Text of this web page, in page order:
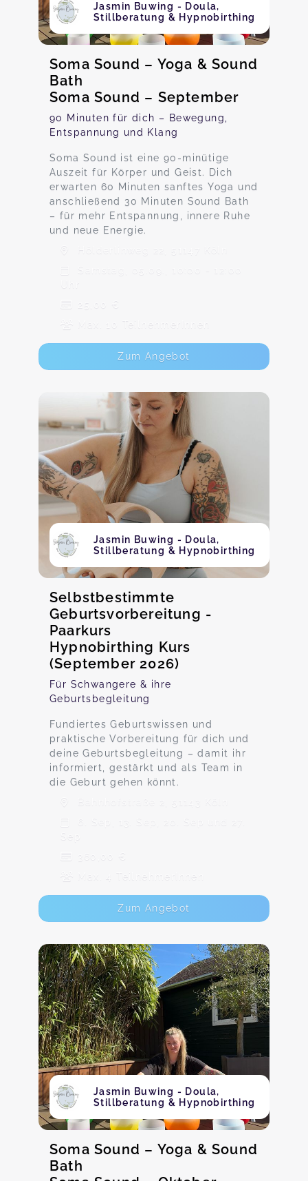
Jasmin Buwing - Doula,
Stillberatung & Hypnobirthing
Soma Sound – Yoga & Sound
Bath
Soma Sound – September
90 Minuten für dich – Bewegung,
Entspannung und Klang
Soma Sound ist eine 90-minütige
Auszeit für Körper und Geist. Dich
erwarten 60 Minuten sanftes Yoga und
anschließend 30 Minuten Sound Bath
– für mehr Entspannung, innere Ruhe
und neue Energie.
Hölderlinweg 22, 51147 Köln
Samstag, 05.09., 10:00 - 12:00
25,00 €
Max. 10 TeilnehmerInnen
Zum Angebot
Jasmin Buwing - Doula,
Stillberatung & Hypnobirthing
Selbstbestimmte
Geburtsvorbereitung -
Paarkurs
Hypnobirthing Kurs
(September 2026)
Für Schwangere & ihre
Geburtsbegleitung
Fundiertes Geburtswissen und
praktische Vorbereitung für dich und
deine Geburtsbegleitung – damit ihr
informiert, gestärkt und als Team in
die Geburt gehen könnt.
Bahnhofstraße 2, 51143 Köln
6. Sep, 13. Sep, 20. Sep und 27.
Sep
360,00 €
Max. 4 TeilnehmerInnen
Zum Angebot
Jasmin Buwing - Doula,
Stillberatung & Hypnobirthing
Soma Sound – Yoga & Sound
Bath